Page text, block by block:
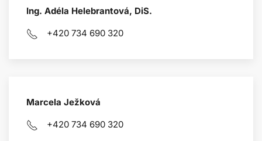
Ing. Adéla Helebrantová, DiS.
+420 734 690 320
Marcela Ježková
+420 734 690 320